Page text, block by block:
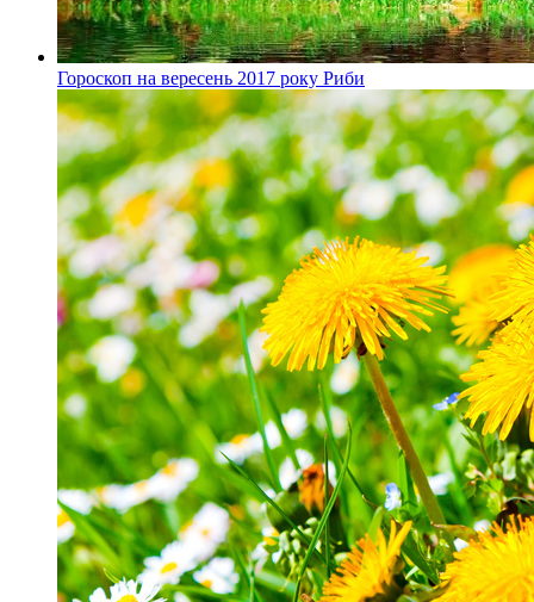
Гороскоп на вересень 2017 року Риби